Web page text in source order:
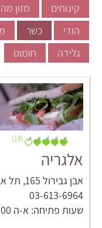
קינוחים
מזון
הודי
כשר
גלידה
חומוס
(16)
אלגריה
אבן גבירול 165, תל אביב -יפו
03-613-6964
שעות פתיחה: א-ה 8:00 - 20:00 שישי 8:00 - 15:00